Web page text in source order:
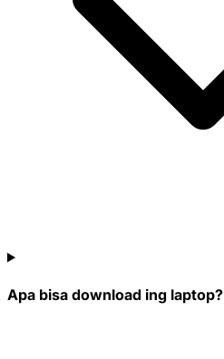
Apa bisa download ing laptop?